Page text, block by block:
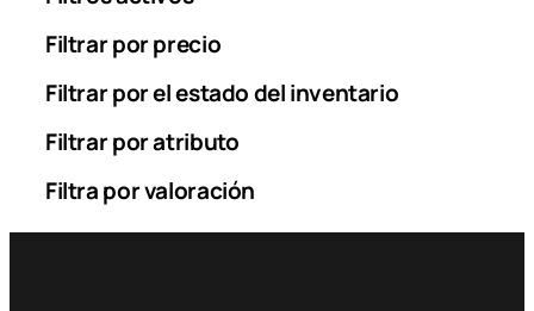
Filtrar por precio
Filtrar por el estado del inventario
Filtrar por atributo
Filtra por valoración